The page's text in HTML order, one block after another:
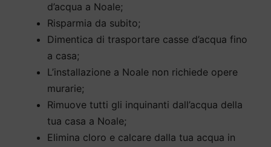
d’acqua a Noale;
Risparmia da subito;
Dimentica di trasportare casse d’acqua fino
a casa;
L’installazione a Noale non richiede opere
murarie;
Rimuove tutti gli inquinanti dall’acqua della
tua casa a Noale;
Elimina cloro e calcare dalla tua acqua in